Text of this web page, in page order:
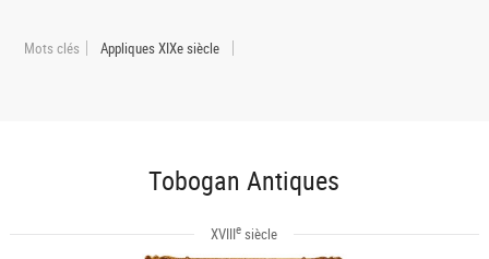
Mots clés Appliques XIXe siècle
Tobogan Antiques
XVIIIe siècle